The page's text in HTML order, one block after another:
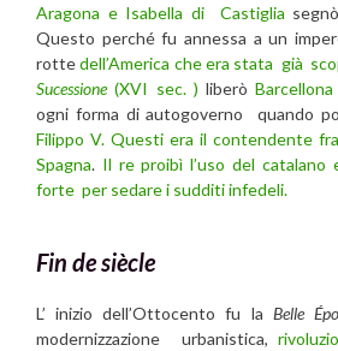
Aragona e Isabella di Castiglia
Questo perché fu annessa a un
rottedell’America che era stata già
Sucessione(XVI sec. ) liberòBarcellona
ogni forma di autogoverno quando
Filippo V. Questi era il contendente
Spagna. Il re proibì l’uso del
forte per sedare i sudditi infedeli.
Fin de siècle
L’ inizio dell’Ottocento fu la Belle
modernizzazione urbanistica,